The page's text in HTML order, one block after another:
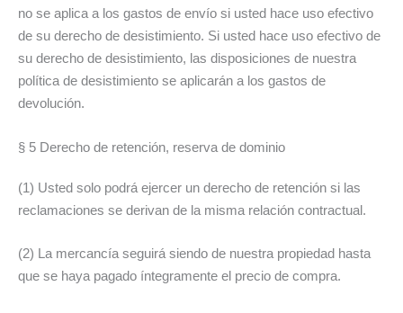
no se aplica a los gastos de envío si usted hace uso efectivo
de su derecho de desistimiento. Si usted hace uso efectivo de
su derecho de desistimiento, las disposiciones de nuestra
política de desistimiento se aplicarán a los gastos de
devolución.
§ 5 Derecho de retención, reserva de dominio
(1) Usted solo podrá ejercer un derecho de retención si las
reclamaciones se derivan de la misma relación contractual.
(2) La mercancía seguirá siendo de nuestra propiedad hasta
que se haya pagado íntegramente el precio de compra.